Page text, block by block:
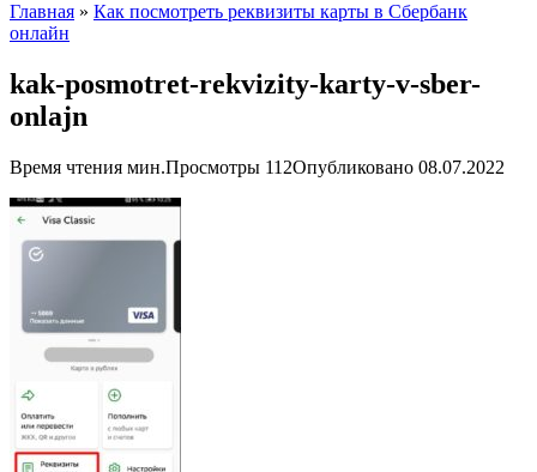
Главная » Как посмотреть реквизиты карты в Сбербанк
онлайн
kak-posmotret-rekvizity-karty-v-sber-
onlajn
Время чтения мин.Просмотры 112Опубликовано 08.07.2022